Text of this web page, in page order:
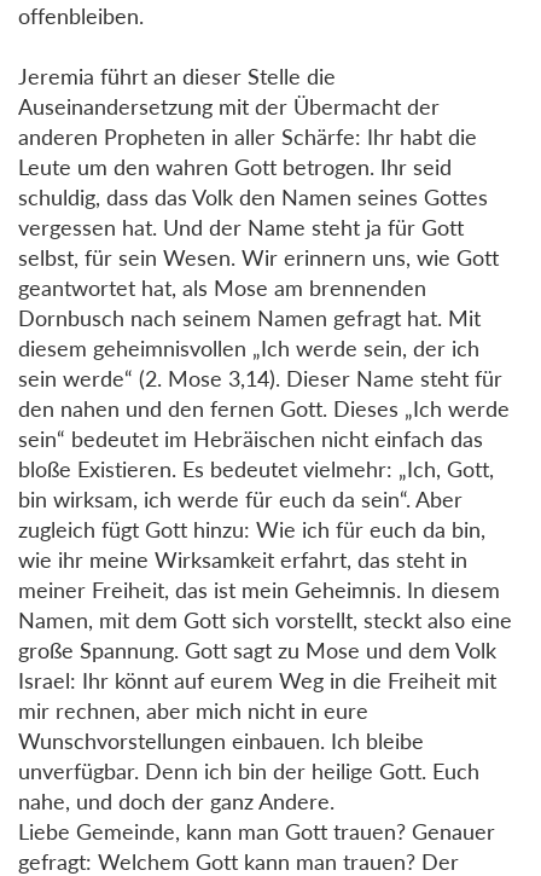
offenbleiben.
Jeremia führt an dieser Stelle die
Auseinandersetzung mit der Übermacht der
anderen Propheten in aller Schärfe: Ihr habt die
Leute um den wahren Gott betrogen. Ihr seid
schuldig, dass das Volk den Namen seines Gottes
vergessen hat. Und der Name steht ja für Gott
selbst, für sein Wesen. Wir erinnern uns, wie Gott
geantwortet hat, als Mose am brennenden
Dornbusch nach seinem Namen gefragt hat. Mit
diesem geheimnisvollen „Ich werde sein, der ich
sein werde“ (2. Mose 3,14). Dieser Name steht für
den nahen und den fernen Gott. Dieses „Ich werde
sein“ bedeutet im Hebräischen nicht einfach das
bloße Existieren. Es bedeutet vielmehr: „Ich, Gott,
bin wirksam, ich werde für euch da sein“. Aber
zugleich fügt Gott hinzu: Wie ich für euch da bin,
wie ihr meine Wirksamkeit erfahrt, das steht in
meiner Freiheit, das ist mein Geheimnis. In diesem
Namen, mit dem Gott sich vorstellt, steckt also eine
große Spannung. Gott sagt zu Mose und dem Volk
Israel: Ihr könnt auf eurem Weg in die Freiheit mit
mir rechnen, aber mich nicht in eure
Wunschvorstellungen einbauen. Ich bleibe
unverfügbar. Denn ich bin der heilige Gott. Euch
nahe, und doch der ganz Andere.
Liebe Gemeinde, kann man Gott trauen? Genauer
gefragt: Welchem Gott kann man trauen? Der